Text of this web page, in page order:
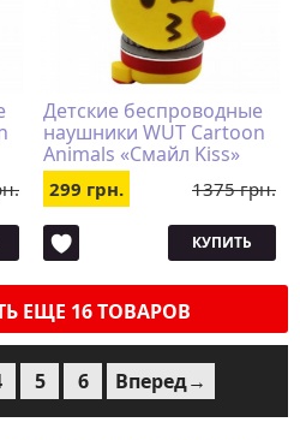
Детские беспроводные
наушники WUT Cartoon
Animals «Смайл Kiss»
299 грн. 1375 грн.
КУПИТЬ
ЕЩЕ 16 ТОВАРОВ
5 6 Вперед→